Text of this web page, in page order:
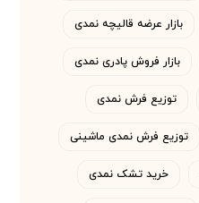
بازار عرضه قالیچه نمدی
بازار فروش پادری نمدی
توزیع فرش نمدی
توزیع فرش نمدی ماشینی
خرید تشک نمدی